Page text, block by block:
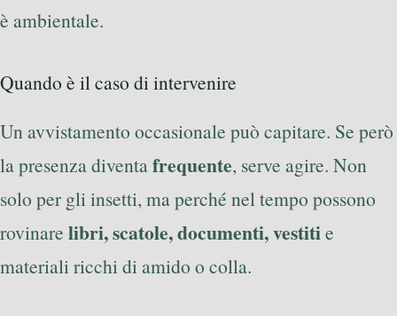
è ambientale.
Quando è il caso di intervenire
Un avvistamento occasionale può capitare. Se però
la presenza diventafrequente, serve agire. Non
solo per gli insetti, ma perché nel tempo possono
rovinare libri, scatole, documenti, vestitie
materiali ricchi di amido o colla.